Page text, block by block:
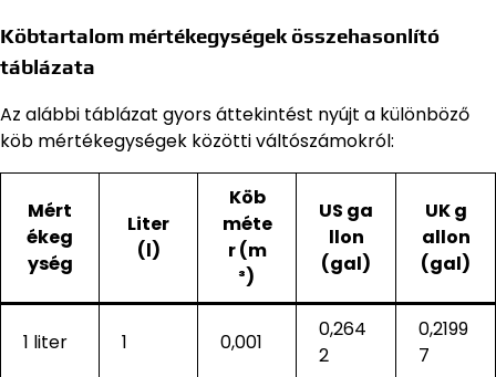
Köbtartalom mértékegységek összehasonlító
táblázata
Az alábbi táblázat gyors áttekintést nyújt a különböző
köb mértékegységek közötti váltószámokról:
Mért
ékeg
ység
Liter
(l)
Köb
méte
r (m
³)
US ga
llon
(gal)
UK g
allon
(gal)
1 liter 1 0,001
0,264
2
0,2199
7